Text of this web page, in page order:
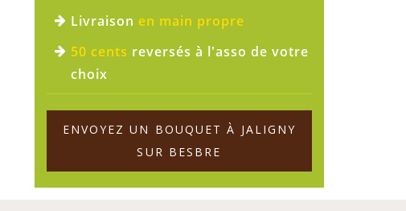
Livraison en main propre
50 cents reversés à l'asso de votre
choix
ENVOYEZ UN BOUQUET À JALIGNY
SUR BESBRE